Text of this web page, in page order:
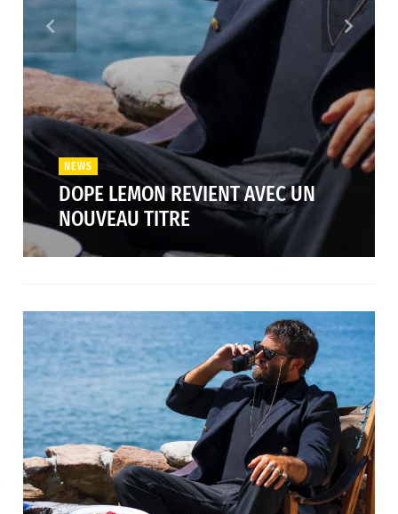
NEWS
DOPE LEMON REVIENT AVEC UN
NOUVEAU TITRE